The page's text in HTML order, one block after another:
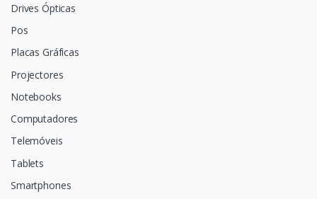
Drives Ópticas
Pos
Placas Gráficas
Projectores
Notebooks
Computadores
Telemóveis
Tablets
Smartphones